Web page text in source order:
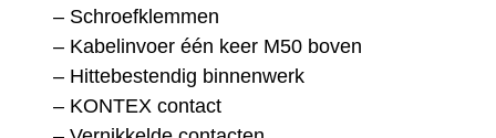
– Schroefklemmen
– Kabelinvoer één keer M50 boven
– Hittebestendig binnenwerk
– KONTEX contact